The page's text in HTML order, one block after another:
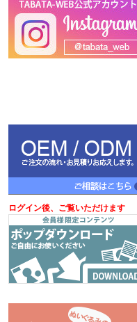
ログイン後、ご覧いただけます